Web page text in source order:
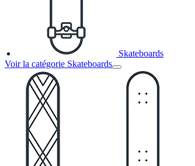
Skateboards
Voir la catégorie Skateboards